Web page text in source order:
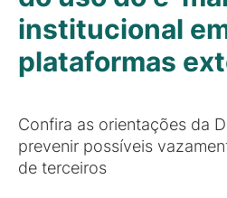
institucional
plataformas
Confira as orientações da
prevenir possíveis
de terceiros